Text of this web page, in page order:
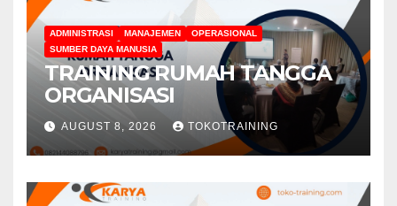
ADMINISTRASI MANAJEMEN
OPERASIONAL
SUMBER DAYA MANUSIA
TRAINING RUMAH TANGGA
ORGANISASI
AUGUST 8, 2026 TOKOTRAINING